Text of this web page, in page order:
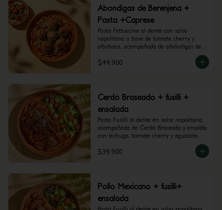
Abondigas de Berenjena +
Pasta +Caprese
Pasta Fettuccine al dente con salsa
napolitana a base de tomate cherry y
albahaca, acompañada de albóndigas de
tomate cherry y pesto.
$44.900
Cerdo Braseado + fusilli +
ensalada
Pasta Fusilli al dente en salsa napolitana,
acompañada de Cerdo Braseado y ensalda
con lechuga, tomate cherry y aguacate.
$39.900
Pollo Mexicano + fusilli+
ensalada